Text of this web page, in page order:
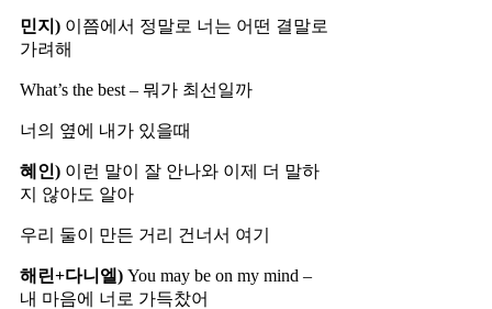
민지) 이쯤에서 정말로 너는 어떤 결말로
가려해
What’s the best – 뭐가 최선일까
너의 옆에 내가 있을때
혜인) 이런 말이 잘 안나와 이제 더 말하
지 않아도 알아
우리 둘이 만든 거리 건너서 여기
해린+다니엘) You may be on my mind –
내 마음에 너로 가득찼어